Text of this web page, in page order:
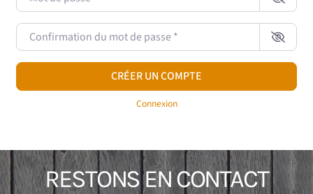
Confirmation du mot de passe
CRÉER UN COMPTE
Connexion
RESTONS EN CONTACT